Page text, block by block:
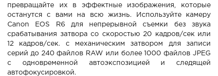
превращайте их в эффектные изображения, которые
останутся с вами на всю жизнь. Используйте камеру
Canon EOS R6 для непрерывной съемки без звука
срабатывания затвора со скоростью 20 кадров/сек или
12 кадров/сек. с механическим затвором для записи
серий до 240 файлов RAW или более 1000 файлов JPEG
с одновременной автоэкспозицией и следящей
автофокусировкой.